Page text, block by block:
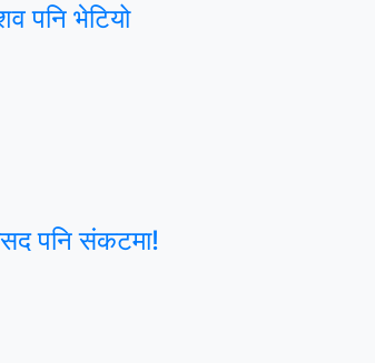
पनि भेटियो
पनि संकटमा!